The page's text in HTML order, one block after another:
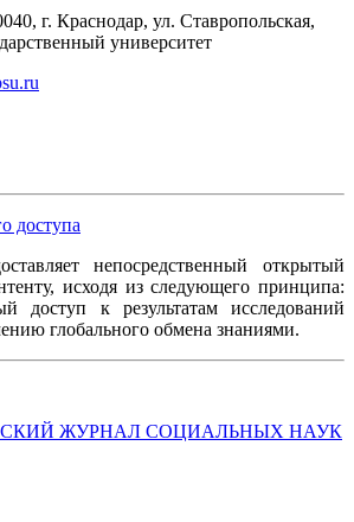
г. Краснодар, ул. Ставропольская,
университет
доступа
непосредственный открытый
исходя из следующего принципа:
доступ к результатам исследований
глобального обмена знаниями.